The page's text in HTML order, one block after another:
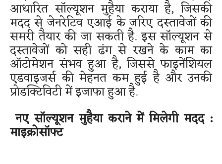
आधारित सॉल्यूशन मुहैया कराया है, जिसकी
मदद से जेनरेटिव एआई के जरिए दस्तावेजों की
समरी तैयार की जा सकती है. इस सॉल्यूशन से
दस्तावेजों को सही ढंग से रखने के काम का
ऑटोमेशन संभव हुआ है, जिससे फाइनेंशियल
एडवाइजर्स की मेहनत कम हुई है और उनकी
प्रोडक्टिविटी में इजाफा हुआ है.
नए सॉल्यूशन मुहैया कराने में मिलेगी मदद :
माइक्रोसॉफ्ट